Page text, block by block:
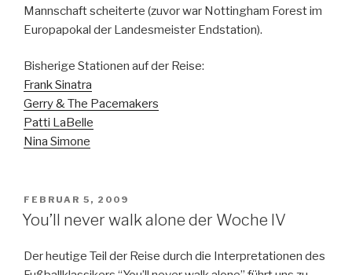
Mannschaft scheiterte (zuvor war Nottingham Forest im
Europapokal der Landesmeister Endstation).
Bisherige Stationen auf der Reise:
Frank Sinatra
Gerry & The Pacemakers
Patti LaBelle
Nina Simone
VERÖFFENTLICHT
AM
FEBRUAR 5, 2009
You’ll never walk alone der Woche IV
Der heutige Teil der Reise durch die Interpretationen des